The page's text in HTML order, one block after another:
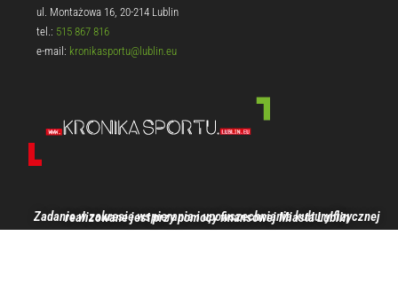
ul. Montażowa 16, 20-214 Lublin
tel.: 515 867 816
e-mail: kronikasportu@lublin.eu
Zadanie w zakresie wspierania i upowszechniania kultury fizycznej realizowane jest przy pomocy finansowej Miasta Lublin